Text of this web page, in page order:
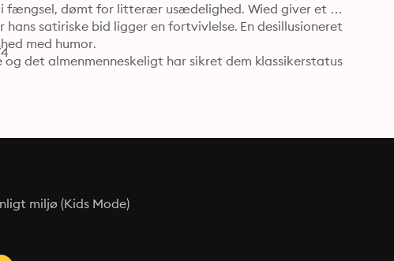
fængsel, dømt for litterær usædelighed. Wied giver et
satiriske bid ligger en fortvivlelse. En desillusioneret
med humor.
det almenmenneskeligt har sikret dem klassikerstatus
miljø (Kids Mode)